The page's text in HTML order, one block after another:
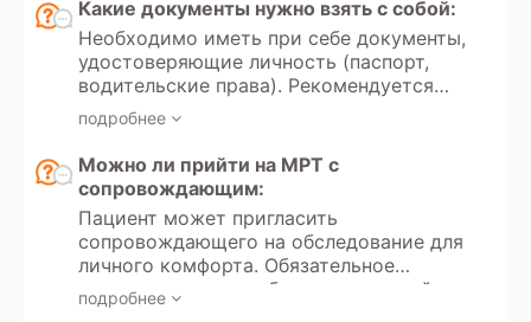
МРТ, имеют ли они ограничения по
воздействию магнитного поля. Ношение
брекетов и наличие зубных имплантов
не является противопоказанием для
МРТ, так как они обычно не влияют на
металлические компоненты могут
немного искажать изображения,
особенно если исследуется область
головы и шеи. Важно предупредить
оператора о наличии брекетов или
имплантов, чтобы он учел возможные
артефакты. Наличие кардиостимулятора
Какие документы нужно взять с собой:
Необходимо иметь при себе документы,
удостоверяющие личность (паспорт,
водительские права). Рекомендуется
иметь направление врача с указанием
цели обследования и минимальных
требований к протоколам. Для оценки
динамики состояния следует принести
результаты предыдущих обследований.
подробнее
Можно ли прийти на МРТ с
сопровождающим:
Пациент может пригласить
сопровождающего на обследование для
личного комфорта. Обязательное
сопровождение требуется для детей и
подростков до 18 лет. Также
подробнее